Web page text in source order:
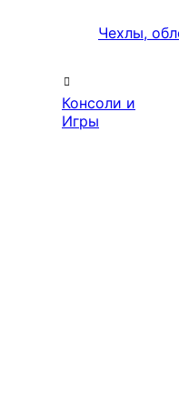
Чехлы,
Консоли и
Игры